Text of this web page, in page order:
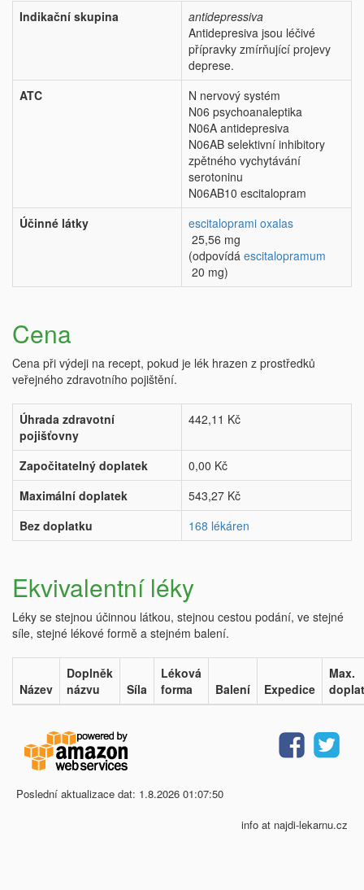
Indikační skupina
antidepressiva
Antidepresiva jsou léčivé
přípravky zmírňující projevy
deprese.
ATC
N nervový systém
N06 psychoanaleptika
N06A antidepresiva
N06AB selektivní inhibitory
zpětného vychytávání
serotoninu
N06AB10 escitalopram
Účinné látky
escitaloprami oxalas
25,56 mg
(odpovídá escitalopramum
20 mg)
Cena
Cena při výdeji na recept, pokud je lék hrazen z prostředků
veřejného zdravotního pojištění.
Úhrada zdravotní
pojišťovny
442,11 Kč
Započitatelný doplatek
0,00 Kč
Maximální doplatek
543,27 Kč
Bez doplatku
168 lékáren
Ekvivalentní léky
Léky se stejnou účinnou látkou, stejnou cestou podání, ve stejné
síle, stejné lékové formě a stejném balení.
Název
Doplněk
názvu
Síla
Léková
forma
Balení Expedice
Max.
Poslední aktualizace dat: 1.8.2026 01:07:50
info at najdi-lekarnu.cz